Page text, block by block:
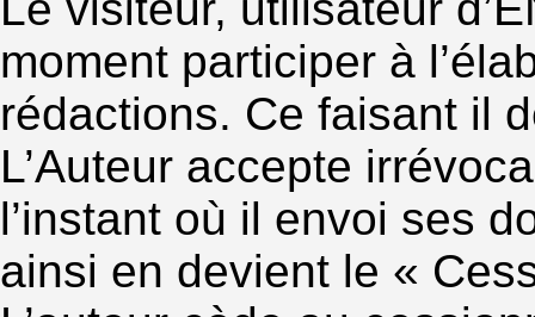
moment participer à
rédactions. Ce faisant il
L’Auteur accepte
l’instant où il envoi ses
ainsi en devient le «